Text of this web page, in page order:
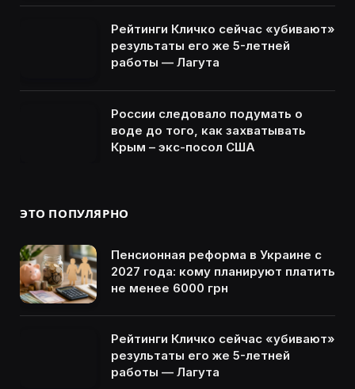
Рейтинги Кличко сейчас «убивают»
результаты его же 5-летней
работы — Лагута
России следовало подумать о
воде до того, как захватывать
Крым – экс-посол США
ЭТО ПОПУЛЯРНО
Пенсионная реформа в Украине с
2027 года: кому планируют платить
не менее 6000 грн
Рейтинги Кличко сейчас «убивают»
результаты его же 5-летней
работы — Лагута